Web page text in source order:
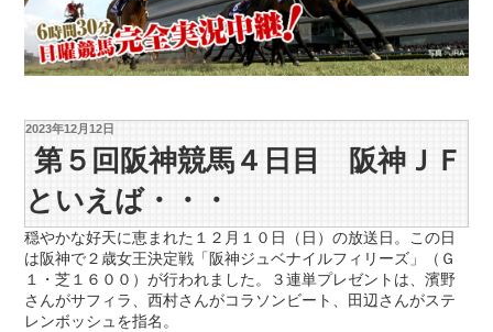
2023年12月12日
第５回阪神競馬４日目 阪神ＪＦ
といえば・・・
穏やかな好天に恵まれた１２月１０日（日）の放送日。この日
は阪神で２歳女王決定戦「阪神ジュベナイルフィリーズ」（Ｇ
１・芝１６００）が行われました。３連単プレゼントは、濱野
さんがサフィラ、西村さんがコラソンビート、田辺さんがステ
レンボッシュを指名。